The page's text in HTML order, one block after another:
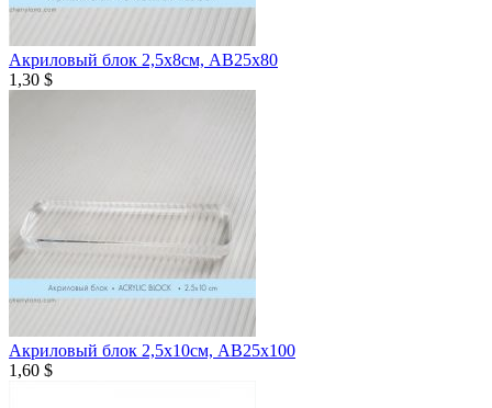
Акриловый блок 2,5х8см, AB25x80
1,30 $
Акриловый блок 2,5х10см, AB25x100
1,60 $